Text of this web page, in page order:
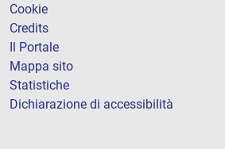
Cookie
Credits
Il Portale
Mappa sito
Statistiche
Dichiarazione di accessibilità